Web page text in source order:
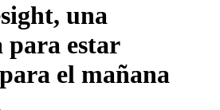
una
para estar
el mañana